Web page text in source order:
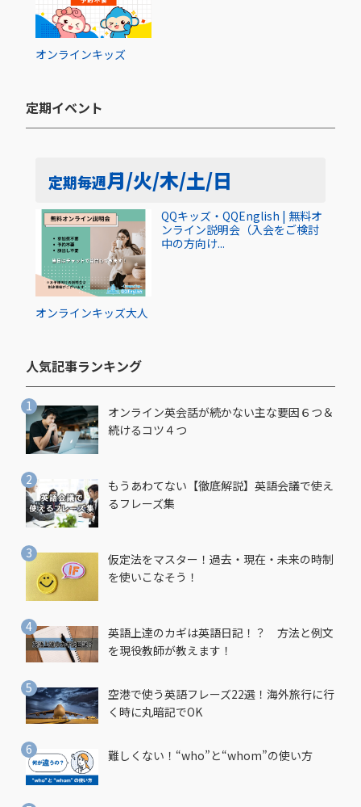
オンラインキッズ
定期イベント​
定期毎週月/火/木/土/日
オンラインキッズ大人
QQキッズ・QQEnglish | 無料オ
ンライン説明会（入会をご検討
中の方向け...
人気記事ランキング​
オンライン英会話が続かない主な要因６つ＆
続けるコツ４つ
もうあわてない【徹底解説】英語会議で使え
るフレーズ集
仮定法をマスター！過去・現在・未来の時制
を使いこなそう！
英語上達のカギは英語日記！？ 方法と例文
を現役教師が教えます！
空港で使う英語フレーズ22選！海外旅行に行
く時に丸暗記でOK
難しくない！“who”と“whom”の使い方